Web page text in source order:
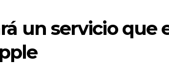
un servicio que